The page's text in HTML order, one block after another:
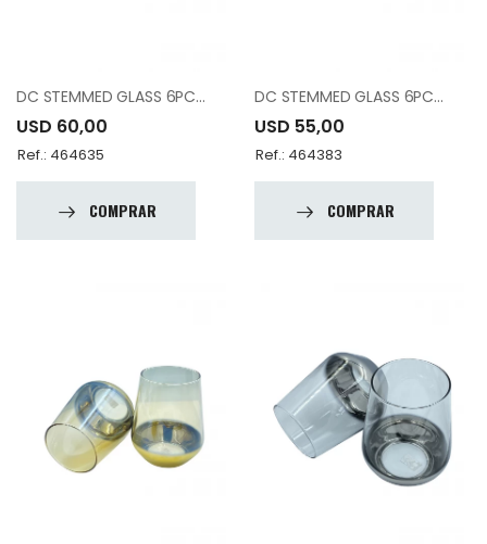
DC STEMMED GLASS 6PCS M0041536-000652
USD 60,00
Ref.: 464635
COMPRAR
DC STEMMED GLASS 6PCS M0041536-000772
USD 55,00
Ref.: 464383
COMPRAR